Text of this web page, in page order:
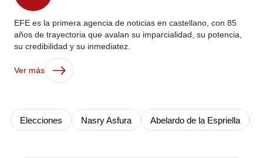
EFE es la primera agencia de noticias en castellano, con 85
años de trayectoria que avalan su imparcialidad, su potencia,
su credibilidad y su inmediatez.
Ver más
Elecciones Nasry Asfura Abelardo de la Espriella